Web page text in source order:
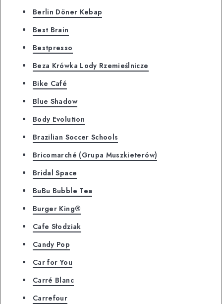
Berlin Döner Kebap
Best Brain
Bestpresso
Beza Krówka Lody Rzemieślnicze
Bike Café
Blue Shadow
Body Evolution
Brazilian Soccer Schools
Bricomarché (Grupa Muszkieterów)
Bridal Space
BuBu Bubble Tea
Burger King®
Cafe Słodziak
Candy Pop
Car for You
Carré Blanc
Carrefour